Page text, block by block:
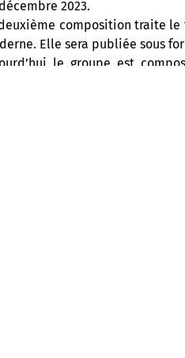
2023.
composition traite
Elle sera publiée sous
le groupe est